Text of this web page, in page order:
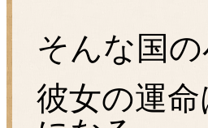
そんな国
彼女の運